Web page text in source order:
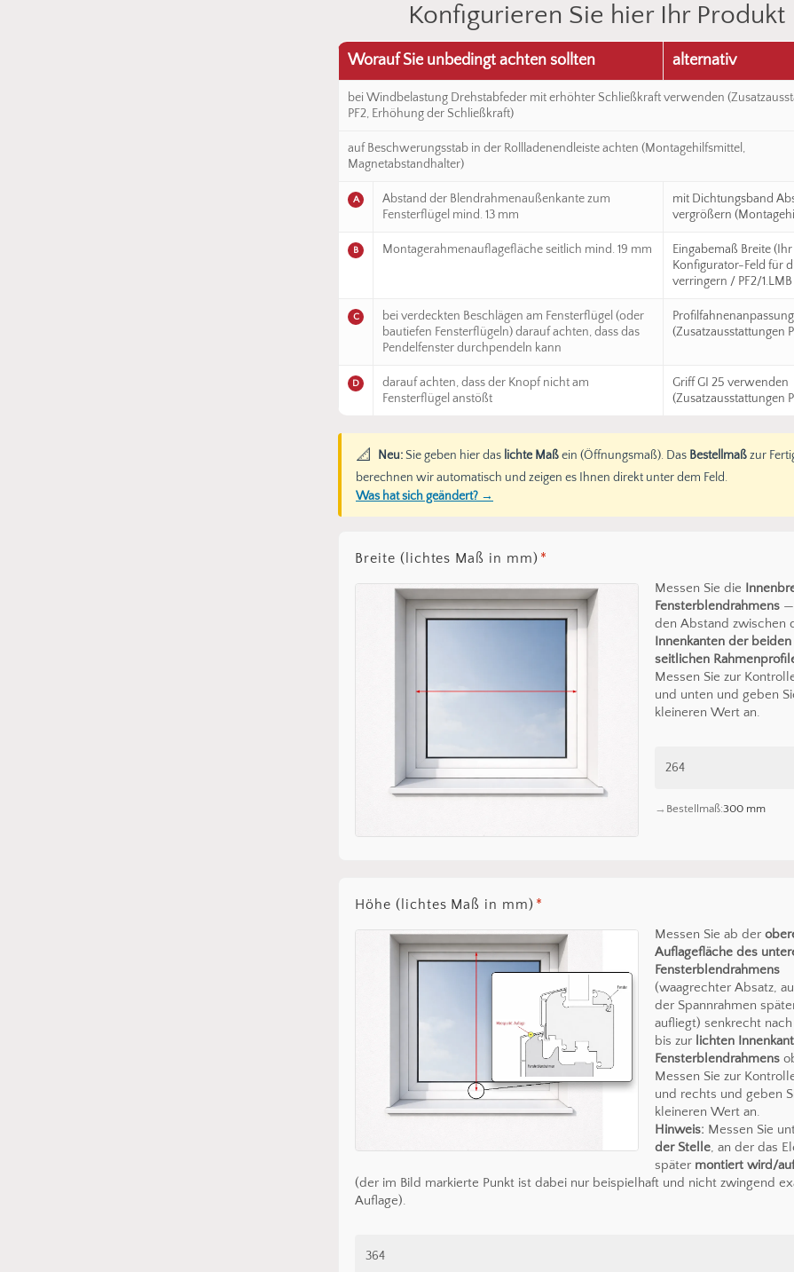
Konfigurieren Sie hier Ihr Produkt
Worauf Sie unbedingt achten sollten alternativ
bei Windbelastung Drehstabfeder mit erhöhter Schließkraft verwenden
PF2, Erhöhung der Schließkraft)
auf Beschwerungsstab in der Rollladenendleiste achten (Montagehilfsmittel,
Magnetabstandhalter)
A
Abstand der Blendrahmenaußenkante zum
Fensterflügel mind. 13 mm
mit Dichtungsband
vergrößern
B Montagerahmenauflagefläche seitlich mind. 19 mm
Eingabemaß Breite
Konfigurator-Feld für
verringern / PF2/1.LMB
C
bei verdeckten Beschlägen am Fensterflügel (oder
bautiefen Fensterflügeln) darauf achten, dass das
Pendelfenster durchpendeln kann
Profilfahnenanpassung
(Zusatzausstattungen
D
darauf achten, dass der Knopf nicht am
Fensterflügel anstößt
Griff GI 25 verwenden
(Zusatzausstattungen
📐 Neu:Sie geben hier das lichte Maßein (Öffnungsmaß). Das Bestellmaßzur
berechnen wir automatisch und zeigen es Ihnen direkt unter dem Feld.
Was hat sich geändert? →
Breite (lichtes Maß in mm) *
Messen Sie die
Fensterblendrahmens
den Abstand zwischen
Innenkanten der beiden
seitlichen
Messen Sie zur
und unten und geben
kleineren Wert an.
Bestellmaß:300 mm
Höhe (lichtes Maß in mm) *
Messen Sie ab der
Auflagefläche des
Fensterblendrahmens
(waagrechter Absatz,
der Spannrahmen
aufliegt) senkrecht
bis zur lichten
Fensterblendrahmens
Messen Sie zur
und rechts und geben
kleineren Wert an.
Hinweis: Messen Sie
der Stelle, an der das
später montiert wird/
(der im Bild markierte Punkt ist dabei nur beispielhaft und nicht zwingend
Auflage).